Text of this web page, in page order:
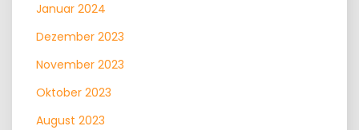
Januar 2024
Dezember 2023
November 2023
Oktober 2023
August 2023